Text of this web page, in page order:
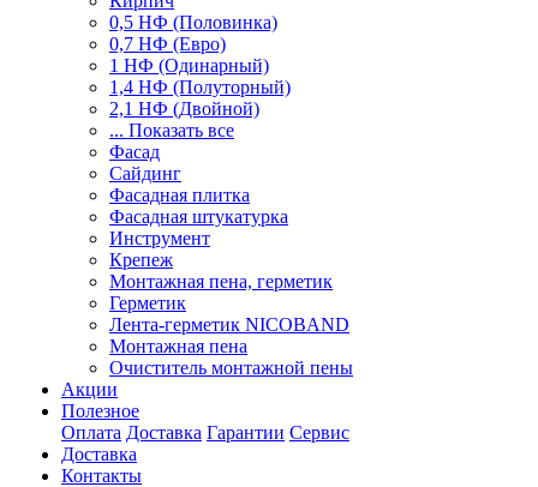
0,5 НФ (Половинка)
0,7 НФ (Евро)
1 НФ (Одинарный)
1,4 НФ (Полуторный)
2,1 НФ (Двойной)
... Показать все
Фасад
Сайдинг
Фасадная плитка
Фасадная штукатурка
Инструмент
Крепеж
Монтажная пена, герметик
Герметик
Лента-герметик NICOBAND
Монтажная пена
Очиститель монтажной пены
Акции
Полезное
Оплата Доставка Гарантии Сервис
Доставка
Контакты